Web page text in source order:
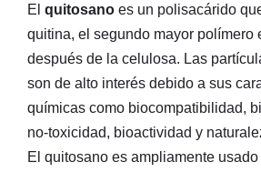
El quitosano es un polisacárido
quitina, el segundo mayor polímero
después de la celulosa. Las
son de alto interés debido a sus
químicas como biocompatibilidad,
no-toxicidad, bioactividad y
El quitosano es ampliamente